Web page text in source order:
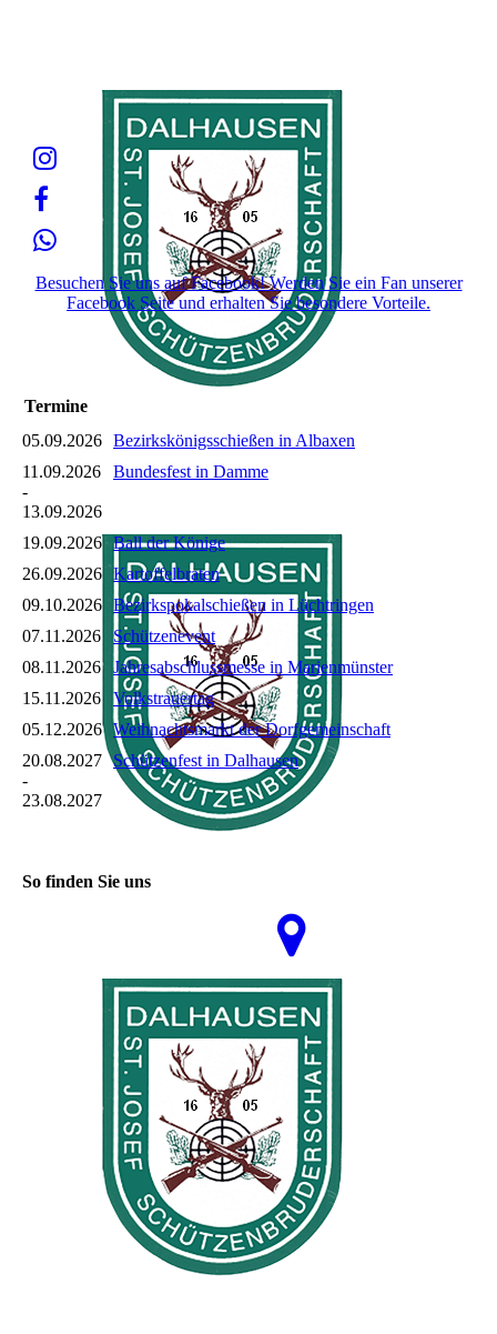
Besuchen Sie uns auf Facebook! Werden Sie ein Fan unserer
Facebook Seite und erhalten Sie besondere Vorteile.
Termine
05.09.2026 Bezirkskönigsschießen in Albaxen
11.09.2026
-
13.09.2026
Bundesfest in Damme
19.09.2026 Ball der Könige
26.09.2026 Kartoffelbraten
09.10.2026 Bezirkspokalschießen in Lüchtringen
07.11.2026
Schützenevent
08.11.2026
Jahresabschlussmesse in Marienmünster
15.11.2026
Volkstrauertag
05.12.2026 Weihnachtsmarkt der Dorfgemeinschaft
20.08.2027
-
23.08.2027
Schützenfest in Dalhausen
So finden Sie uns